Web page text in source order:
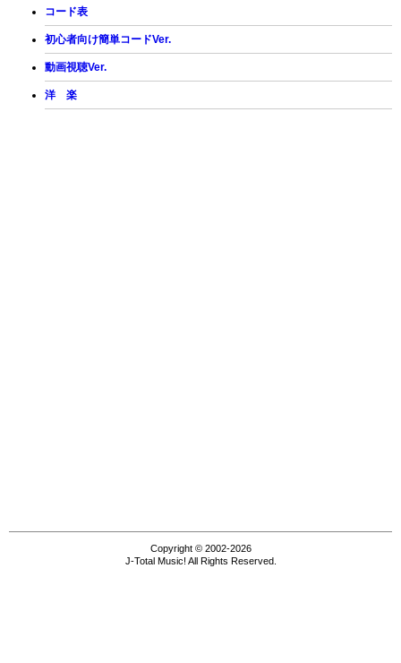
コード表
初心者向け簡単コードVer.
動画視聴Ver.
洋 楽
Copyright © 2002-2026
J-Total Music! All Rights Reserved.